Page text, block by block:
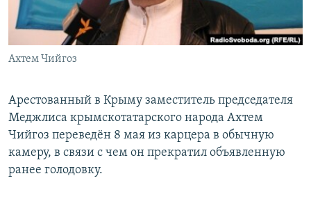
ПОБЕДИТЕЛЕЙ НЕ СУДЯТ?
КРЫМ.НЕПОКОРЕННЫЙ
ELIFBE
ПРИСОЕДИНЯЙТЕСЬ!
Все сайты RFE/RL
Ахтем Чийгоз
Арестованный в Крыму заместитель председателя
Меджлиса крымскотатарского народа Ахтем
Чийгоз переведён 8 мая из карцера в обычную
камеру, в связи с чем он прекратил объявленную
ранее голодовку.